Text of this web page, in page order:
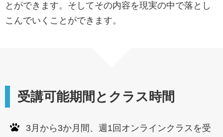
とができます。そしてその内容を現実の中で落とし
こんでいくことができます。
受講可能期間とクラス時間
3月から3か月間、週1回オンラインクラスを受